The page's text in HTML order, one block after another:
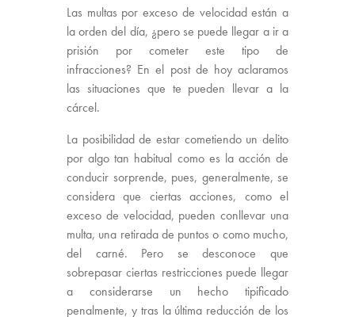
Las multas por exceso de velocidad están a
la orden del día, ¿pero se puede llegar a ir a
prisión por cometer este tipo de
infracciones? En el post de hoy aclaramos
las situaciones que te pueden llevar a la
cárcel.
La posibilidad de estar cometiendo un delito
por algo tan habitual como es la acción de
conducir sorprende, pues, generalmente, se
considera que ciertas acciones, como el
exceso de velocidad, pueden conllevar una
multa, una retirada de puntos o como mucho,
del carné. Pero se desconoce que
sobrepasar ciertas restricciones puede llegar
a considerarse un hecho tipificado
penalmente, y tras la última reducción de los